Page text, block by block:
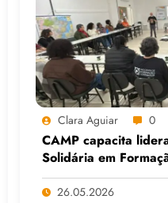
Clara Aguiar 0
CAMP capacita
Solidária em
Faculdade do
Viamão (RS)
26.05.2026